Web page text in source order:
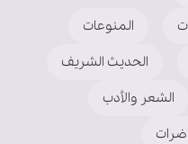
المنوعات
الحدیث الشریف
الشعر والأدب